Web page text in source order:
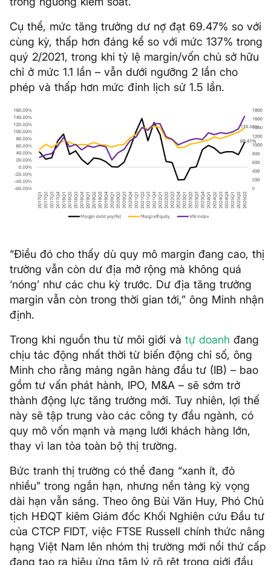
Cụ thể, mức tăng trưởng dư nợ đạt 69.47% so với
cùng kỳ, thấp hơn đáng kể so với mức 137% trong
quý 2/2021, trong khi tỷ lệ margin/vốn chủ sở hữu
chỉ ở mức 1.1 lần – vẫn dưới ngưỡng 2 lần cho
phép và thấp hơn mức đỉnh lịch sử 1.5 lần.
“Điều đó cho thấy dù quy mô margin đang cao, thị
trường vẫn còn dư địa mở rộng mà không quá
‘nóng’ như các chu kỳ trước. Dư địa tăng trưởng
margin vẫn còn trong thời gian tới,” ông Minh nhận
định.
Trong khi nguồn thu từ môi giới và tự doanh đang
chịu tác động nhất thời từ biến động chỉ số, ông
Minh cho rằng mảng ngân hàng đầu tư (IB) – bao
gồm tư vấn phát hành, IPO, M&A – sẽ sớm trở
thành động lực tăng trưởng mới. Tuy nhiên, lợi thế
này sẽ tập trung vào các công ty đầu ngành, có
quy mô vốn mạnh và mạng lưới khách hàng lớn,
thay vì lan tỏa toàn bộ thị trường.
Bức tranh thị trường có thể đang “xanh ít, đỏ
nhiều” trong ngắn hạn, nhưng nền tảng kỳ vọng
dài hạn vẫn sáng. Theo ông Bùi Văn Huy, Phó Chủ
tịch HĐQT kiêm Giám đốc Khối Nghiên cứu Đầu tư
của CTCP FIDT, việc FTSE Russell chính thức nâng
hạng Việt Nam lên nhóm thị trường mới nổi thứ cấp
đang tạo ra hiệu ứng tâm lý rõ rệt trong giới đầu